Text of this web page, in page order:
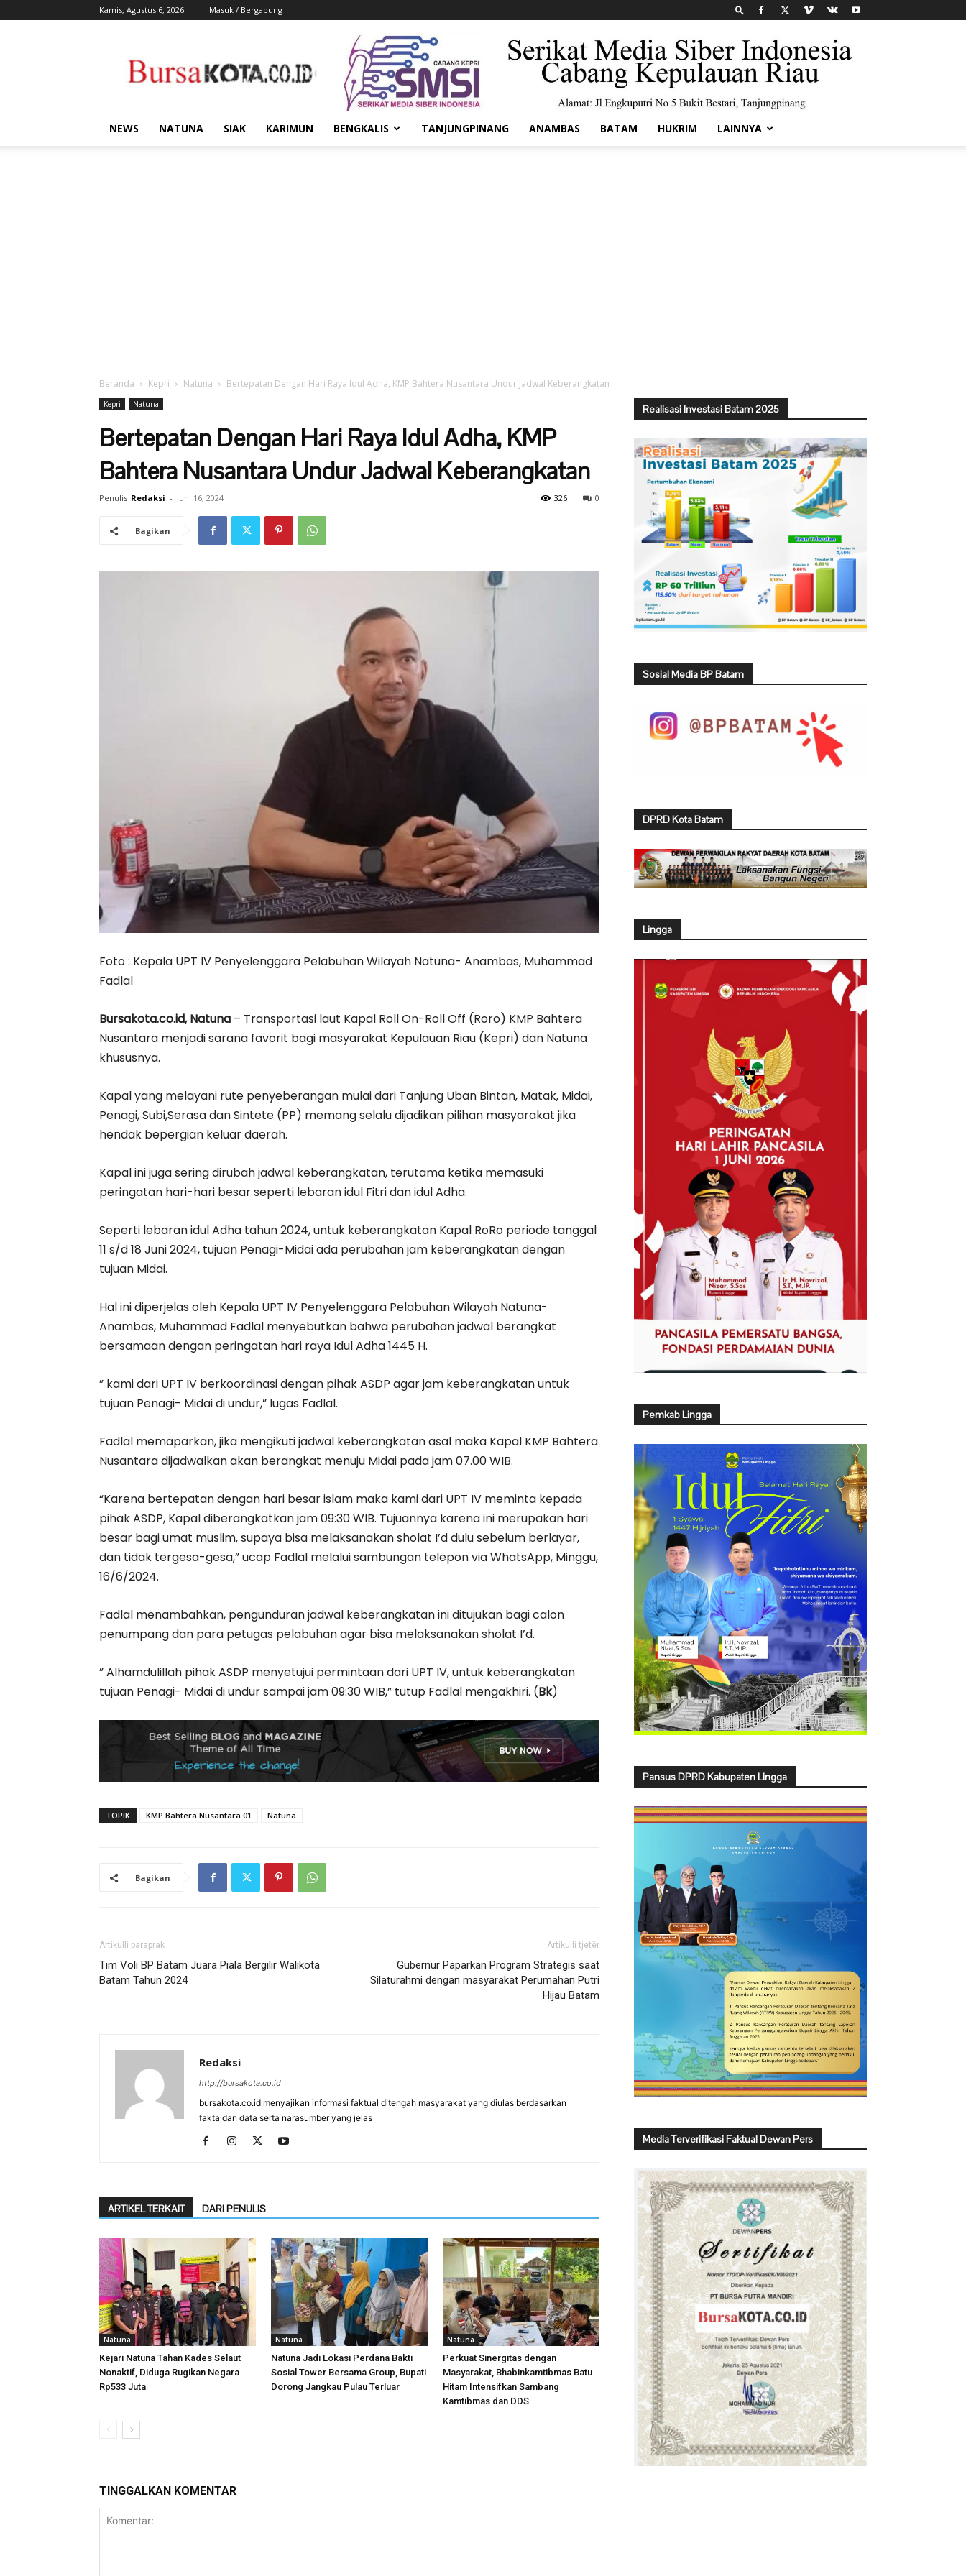
Kamis, Agustus 6, 2026 Masuk / Bergabung
Kota
NEWS NATUNA SIAK KARIMUN BENGKALIS TANJUNGPINANG ANAMBAS BATAM HUKRIM LAINNYA
Beranda Kepri Natuna Bertepatan Dengan Hari Raya Idul Adha, KMP Bahtera Nusantara Undur Jadwal Keberangkatan
Kepri Natuna
Bertepatan Dengan Hari Raya Idul Adha, KMP
Bahtera Nusantara Undur Jadwal Keberangkatan
Penulis Redaksi - Juni 16, 2024 0
326
Bagikan
Foto : Kepala UPT IV Penyelenggara Pelabuhan Wilayah Natuna- Anambas, Muhammad
Fadlal
Bursakota.co.id, Natuna – Transportasi laut Kapal Roll On-Roll Off (Roro) KMP Bahtera
Nusantara menjadi sarana favorit bagi masyarakat Kepulauan Riau (Kepri) dan Natuna
khususnya.
Kapal yang melayani rute penyeberangan mulai dari Tanjung Uban Bintan, Matak, Midai,
Penagi, Subi,Serasa dan Sintete (PP) memang selalu dijadikan pilihan masyarakat jika
hendak bepergian keluar daerah.
Kapal ini juga sering dirubah jadwal keberangkatan, terutama ketika memasuki
peringatan hari-hari besar seperti lebaran idul Fitri dan idul Adha.
Seperti lebaran idul Adha tahun 2024, untuk keberangkatan Kapal RoRo periode tanggal
11 s/d 18 Juni 2024, tujuan Penagi-Midai ada perubahan jam keberangkatan dengan
tujuan Midai.
Hal ini diperjelas oleh Kepala UPT IV Penyelenggara Pelabuhan Wilayah Natuna-
Anambas, Muhammad Fadlal menyebutkan bahwa perubahan jadwal berangkat
bersamaan dengan peringatan hari raya Idul Adha 1445 H.
” kami dari UPT IV berkoordinasi dengan pihak ASDP agar jam keberangkatan untuk
tujuan Penagi- Midai di undur,” lugas Fadlal.
Fadlal memaparkan, jika mengikuti jadwal keberangkatan asal maka Kapal KMP Bahtera
Nusantara dijadwalkan akan berangkat menuju Midai pada jam 07.00 WIB.
“Karena bertepatan dengan hari besar islam maka kami dari UPT IV meminta kepada
pihak ASDP, Kapal diberangkatkan jam 09:30 WIB. Tujuannya karena ini merupakan hari
besar bagi umat muslim, supaya bisa melaksanakan sholat I’d dulu sebelum berlayar,
dan tidak tergesa-gesa,” ucap Fadlal melalui sambungan telepon via WhatsApp, Minggu,
16/6/2024.
Fadlal menambahkan, pengunduran jadwal keberangkatan ini ditujukan bagi calon
penumpang dan para petugas pelabuhan agar bisa melaksanakan sholat I’d.
” Alhamdulillah pihak ASDP menyetujui permintaan dari UPT IV, untuk keberangkatan
tujuan Penagi- Midai di undur sampai jam 09:30 WIB,” tutup Fadlal mengakhiri. (Bk)
TOPIK KMP Bahtera Nusantara 01 Natuna
Bagikan
Artikulli paraprak
Tim Voli BP Batam Juara Piala Bergilir Walikota
Batam Tahun 2024
Artikulli tjetër
Gubernur Paparkan Program Strategis saat
Silaturahmi dengan masyarakat Perumahan Putri
Hijau Batam
Redaksi
http://bursakota.co.id
bursakota.co.id menyajikan informasi faktual ditengah masyarakat yang diulas berdasarkan
fakta dan data serta narasumber yang jelas
ARTIKEL TERKAIT DARI PENULIS
Natuna
Kejari Natuna Tahan Kades Selaut
Nonaktif, Diduga Rugikan Negara
Rp533 Juta
Natuna
Natuna Jadi Lokasi Perdana Bakti
Sosial Tower Bersama Group, Bupati
Dorong Jangkau Pulau Terluar
Natuna
Perkuat Sinergitas dengan
Masyarakat, Bhabinkamtibmas Batu
Hitam Intensifkan Sambang
Kamtibmas dan DDS
TINGGALKAN KOMENTAR
Realisasi Investasi Batam 2025
Sosial Media BP Batam
DPRD Kota Batam
Lingga
Pemkab Lingga
Pansus DPRD Kabupaten Lingga
Media Terverifikasi Faktual Dewan Pers